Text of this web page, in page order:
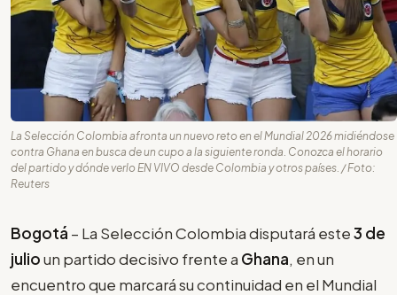
La Selección Colombia afronta un nuevo reto en el Mundial 2026 midiéndose
contra Ghana en busca de un cupo a la siguiente ronda. Conozca el horario
del partido y dónde verlo EN VIVO desde Colombia y otros países. / Foto:
Reuters
Bogotá – La Selección Colombia disputará este3 de
julioun partido decisivo frente a Ghana, en un
encuentro que marcará su continuidad en el Mundial